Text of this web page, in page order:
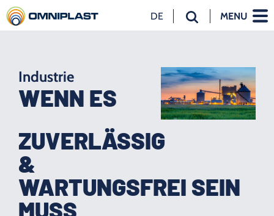
DE
DE
MENU
Industrie
WENN ES
ZUVERLÄSSIG
&
WARTUNGSFREI SEIN
MUSS